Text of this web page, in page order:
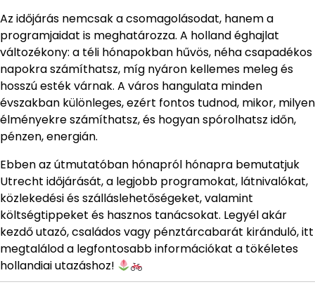
Az időjárás nemcsak a csomagolásodat, hanem a
programjaidat is meghatározza. A holland éghajlat
változékony: a téli hónapokban hűvös, néha csapadékos
napokra számíthatsz, míg nyáron kellemes meleg és
hosszú esték várnak. A város hangulata minden
évszakban különleges, ezért fontos tudnod, mikor, milyen
élményekre számíthatsz, és hogyan spórolhatsz időn,
pénzen, energián.
Ebben az útmutatóban hónapról hónapra bemutatjuk
Utrecht időjárását, a legjobb programokat, látnivalókat,
közlekedési és szálláslehetőségeket, valamint
költségtippeket és hasznos tanácsokat. Legyél akár
kezdő utazó, családos vagy pénztárcabarát kiránduló, itt
megtalálod a legfontosabb információkat a tökéletes
hollandiai utazáshoz!